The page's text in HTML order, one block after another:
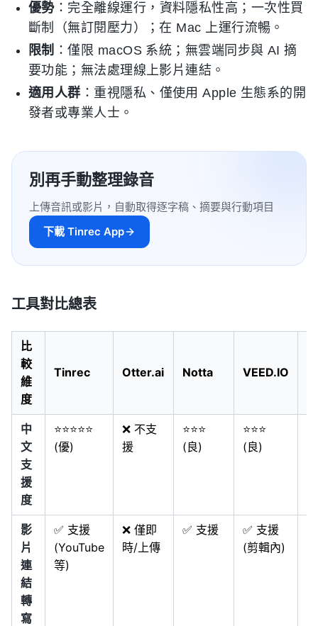
優勢：完全離線運行，資料隱私性高；一次性買
斷制（無訂閱壓力）；在 Mac 上運行流暢。
限制 ：僅限 macOS 系統；無雲端同步與 AI 摘
要功能；無法處理線上影片連結。
適用人群 ：重視隱私、僅使用 Apple 生態系的開
發者或專業人士。
別再手動整理錄音
上傳音訊或影片，自動取得逐字稿、摘要與行動項目
下載 Tinrec App
工具對比總表
比
較
維
度
Tinrec Otter.ai Notta VEED.IO
中
文
支
援
度
⭐⭐⭐⭐⭐
(優)
❌ 不支
援
⭐⭐⭐
(良)
⭐⭐⭐
(良)
影
片
連
結
轉
寫
✅ 支援
(YouTube
等)
❌ 僅即
時/上傳
✅ 支援
✅ 支援
(剪輯內)